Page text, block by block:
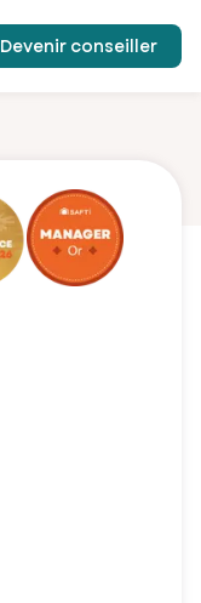
Devenir conseiller